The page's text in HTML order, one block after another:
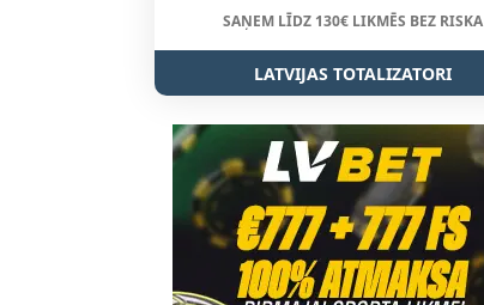
SAŅEM LĪDZ 130€ LIKMĒS BEZ RISKA
LATVIJAS TOTALIZATORI